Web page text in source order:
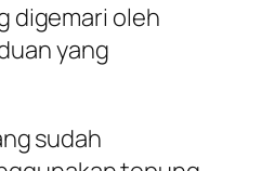
digemari oleh
yang
sudah